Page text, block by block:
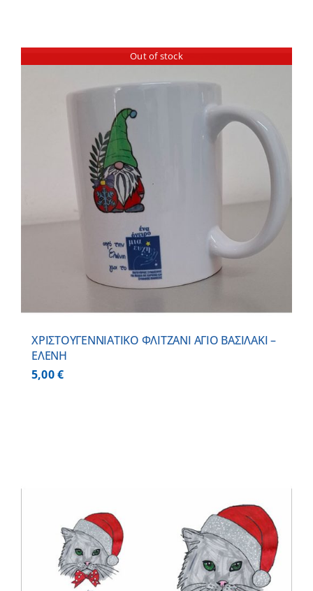
Out of stock
ΧΡΙΣΤΟΥΓΕΝΝΙΑΤΙΚΟ ΦΛΙΤΖΑΝΙ ΑΓΙΟ ΒΑΣΙΛΑΚΙ –
ΕΛΕΝΗ
5,00€